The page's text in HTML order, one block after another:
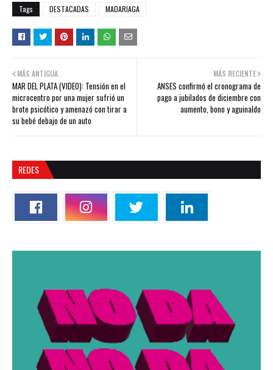
Tags DESTACADAS MADARIAGA
MÁS RECIENTE
ANSES confirmó el cronograma de
pago a jubilados de diciembre con
aumento, bono y aguinaldo
MÁS ANTIGUA
MAR DEL PLATA (VIDEO): Tensión en el
microcentro por una mujer sufrió un
brote psicótico y amenazó con tirar a
su bebé debajo de un auto
REDES